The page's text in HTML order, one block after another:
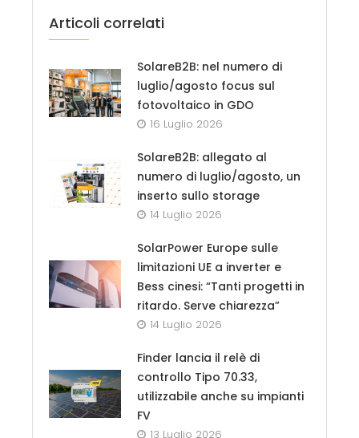
Articoli correlati
SolareB2B: nel numero di
luglio/agosto focus sul
fotovoltaico in GDO
16 Luglio 2026
SolareB2B: allegato al
numero di luglio/agosto, un
inserto sullo storage
14 Luglio 2026
SolarPower Europe sulle
limitazioni UE a inverter e
Bess cinesi: “Tanti progetti in
ritardo. Serve chiarezza”
14 Luglio 2026
Finder lancia il relè di
controllo Tipo 70.33,
utilizzabile anche su impianti
FV
13 Luglio 2026